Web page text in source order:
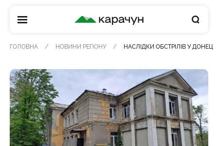
КАРАЧУН
ГОЛОВНА НОВИНИ РЕГІОНУ НАСЛІДКИ ОБСТРІЛІВ У